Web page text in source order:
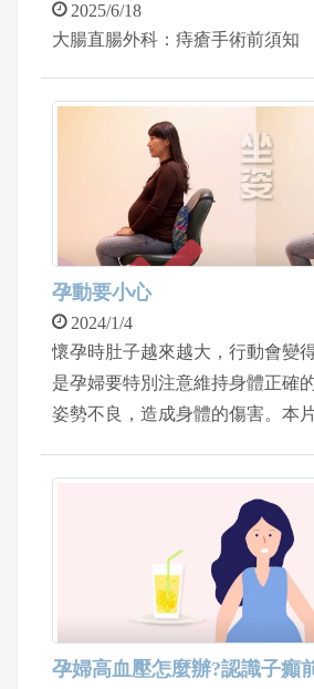
2025/6/18
大腸直腸外科：痔瘡手術前須知
孕動要小心
2024/1/4
懷孕時肚子越來越大，行動會變
是孕婦要特別注意維持身體正確
姿勢不良，造成身體的傷害。本
孕婦高血壓怎麼辦?認識子癲